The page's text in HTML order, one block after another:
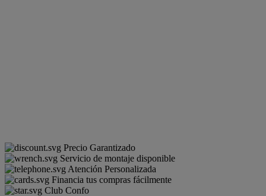
Precio Garantizado
Servicio de montaje disponible
Atención Personalizada
Financia tus compras fácilmente
Club Confo